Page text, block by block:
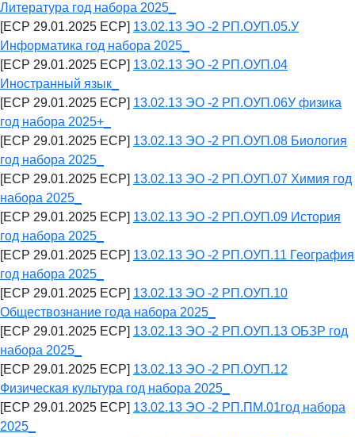
Литература год набора 2025_
[ECP 29.01.2025 ECP] 13.02.13 ЭО -2 РП.ОУП.05.У
Информатика год набора 2025_
[ECP 29.01.2025 ECP] 13.02.13 ЭО -2 РП.ОУП.04
Иностранный язык_
[ECP 29.01.2025 ECP] 13.02.13 ЭО -2 РП.ОУП.06У физика
год набора 2025+_
[ECP 29.01.2025 ECP] 13.02.13 ЭО -2 РП.ОУП.08 Биология
год набора 2025_
[ECP 29.01.2025 ECP] 13.02.13 ЭО -2 РП.ОУП.07 Химия год
набора 2025_
[ECP 29.01.2025 ECP] 13.02.13 ЭО -2 РП.ОУП.09 История
год набора 2025_
[ECP 29.01.2025 ECP] 13.02.13 ЭО -2 РП.ОУП.11 География
год набора 2025_
[ECP 29.01.2025 ECP] 13.02.13 ЭО -2 РП.ОУП.10
Обществознание года набора 2025_
[ECP 29.01.2025 ECP] 13.02.13 ЭО -2 РП.ОУП.13 ОБЗР год
набора 2025_
[ECP 29.01.2025 ECP] 13.02.13 ЭО -2 РП.ОУП.12
Физическая культура год набора 2025_
[ECP 29.01.2025 ECP] 13.02.13 ЭО -2 РП.ПМ.01год набора
2025_